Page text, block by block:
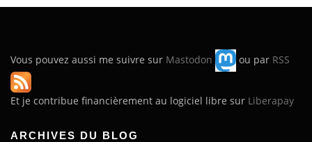
Vous pouvez aussi me suivre sur Mastodon ou par RSS
Et je contribue financièrement au logiciel libre sur Liberapay
ARCHIVES DU BLOG